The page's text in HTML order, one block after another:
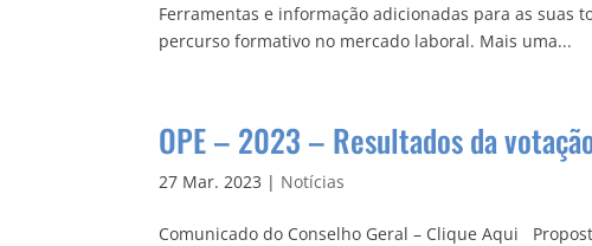
Ferramentas e informação adicionadas para as suas
percurso formativo no mercado laboral. Mais uma...
OPE – 2023 – Resultados da
27 Mar. 2023 | Notícias
Comunicado do Conselho Geral – Clique Aqui